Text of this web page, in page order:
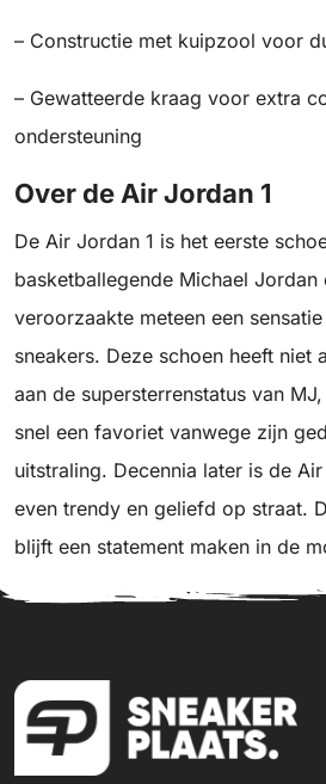
– Constructie met kuipzool voor
– Gewatteerde kraag voor extra
ondersteuning
Over de Air Jordan 1
De Air Jordan 1 is het eerste
basketballegende Michael Jordan
veroorzaakte meteen een
sneakers. Deze schoen heeft niet
aan de supersterrenstatus van
snel een favoriet vanwege zijn
uitstraling. Decennia later is de
even trendy en geliefd op straat.
blijft een statement maken in de